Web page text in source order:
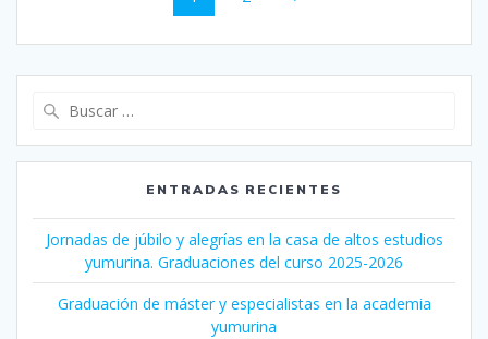
entradas
ENTRADAS RECIENTES
Jornadas de júbilo y alegrías en la casa de altos estudios
yumurina. Graduaciones del curso 2025-2026
Graduación de máster y especialistas en la academia
yumurina